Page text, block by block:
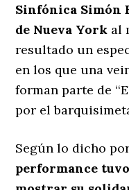
Sinfónica Simón
de Nueva York al
resultado un
en los que una
forman parte de
por el
Según lo dicho
performance